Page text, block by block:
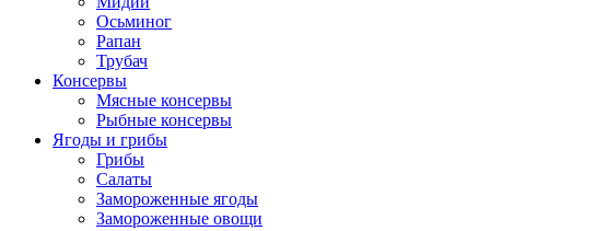
Осьминог
Рапан
Трубач
Консервы
Мясные консервы
Рыбные консервы
Ягоды и грибы
Грибы
Салаты
Замороженные ягоды
Замороженные овощи